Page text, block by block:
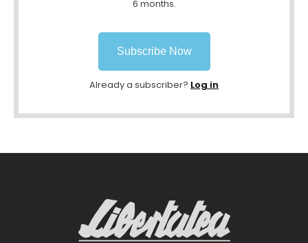
6 months.
Subscribe Now
Already a subscriber? Log in